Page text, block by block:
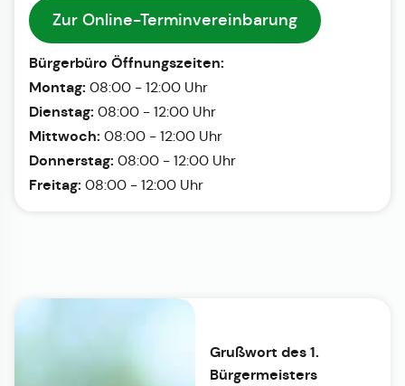
Zur Online-Terminvereinbarung
Bürgerbüro Öffnungszeiten:
Montag: 08:00 - 12:00 Uhr
Dienstag: 08:00 - 12:00 Uhr
Mittwoch: 08:00 - 12:00 Uhr
Donnerstag: 08:00 - 12:00 Uhr
Freitag: 08:00 - 12:00 Uhr
Grußwort des 1.
Bürgermeisters